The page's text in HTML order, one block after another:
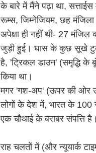
के बारे में मैंने पढ़ा था,
रूम्स, जिम्नेजियम, छह
अपेक्षा ही नहीं थी- 27
जुड़ी हुई। घास के कुछ सूखे
है, 'ट्रिकल डाउन' (समृद्धि के
किया था।
मगर 'गश-अप' (ऊपर की ओर
लोगों के देश में, भारत के 100
एक चौथाई के बराबर संपत्ति है।
राह चलतों में (और न्यूयार्क